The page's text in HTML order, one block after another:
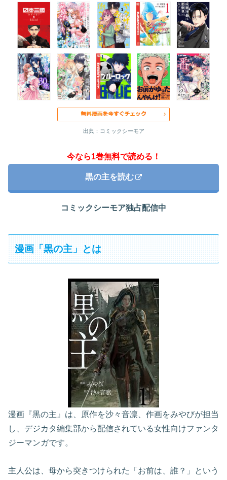
出典：コミックシーモア
今なら1巻無料で読める！
黒の主を読む
コミックシーモア独占配信中
漫画「黒の主」とは
漫画『黒の主』は、原作を沙々音凛、作画をみやびが担当
し、デジカタ編集部から配信されている女性向けファンタ
ジーマンガです。
主人公は、母から突きつけられた「お前は、誰？」という